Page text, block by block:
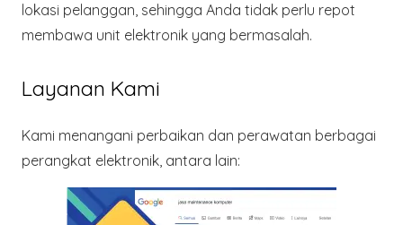
lokasi pelanggan, sehingga Anda tidak perlu repot
membawa unit elektronik yang bermasalah.
Layanan Kami
Kami menangani perbaikan dan perawatan berbagai
perangkat elektronik, antara lain: